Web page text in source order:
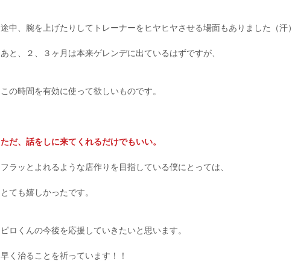
途中、腕を上げたりしてトレーナーをヒヤヒヤさせる場面もありました（汗）
あと、２、３ヶ月は本来ゲレンデに出ているはずですが、
この時間を有効に使って欲しいものです。
ただ、話をしに来てくれるだけでもいい。
フラッとよれるような店作りを目指している僕にとっては、
とても嬉しかったです。
ピロくんの今後を応援していきたいと思います。
早く治ることを祈っています！！